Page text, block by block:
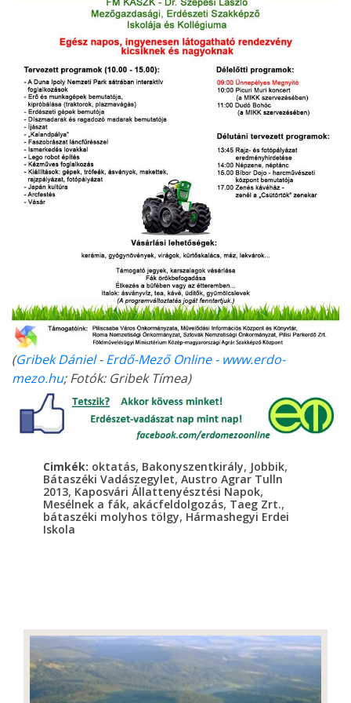
(Gribek Dániel-Erdő-Mező Online - www.erdo-
mezo.hu; Fotók: Gribek Tímea)
Cimkék: oktatás, Bakonyszentkirály, Jobbik,
Bátaszéki Vadászegylet,Austro Agrar Tulln
2013, Kaposvári Állattenyésztési Napok,
Mesélnek a fák, akácfeldolgozás, Taeg Zrt.,
bátaszéki molyhos tölgy, Hármashegyi Erdei
Iskola